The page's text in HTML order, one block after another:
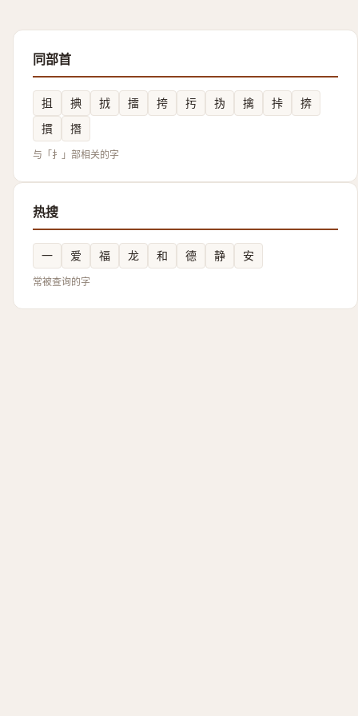
同部首
抯 捵 㧔 擂 挎 扝 㧑 擒 挊
捹
摜
撍
与「扌」部相关的字
热搜
一 爱 福 龙 和 德 静 安
常被查询的字